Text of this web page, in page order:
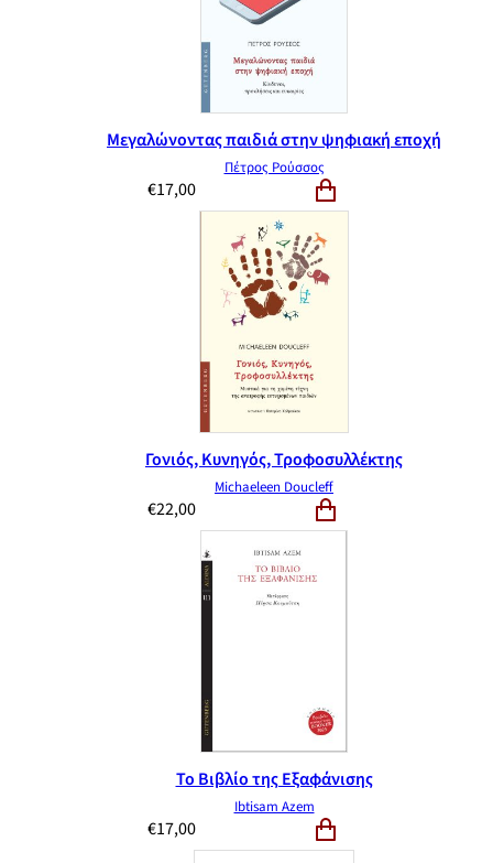
Μεγαλώνοντας παιδιά στην ψηφιακή εποχή
Πέτρος Ρούσσος
€17,00
Γονιός, Κυνηγός, Τροφοσυλλέκτης
Michaeleen Doucleff
€22,00
Το Βιβλίο της Εξαφάνισης
Ibtisam Azem
€17,00